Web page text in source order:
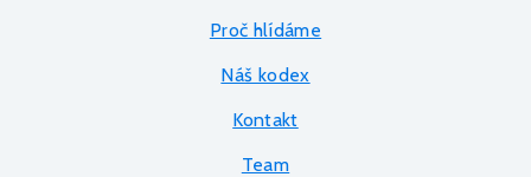
Proč hlídáme
Náš kodex
Kontakt
Team